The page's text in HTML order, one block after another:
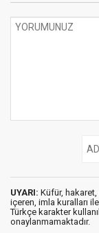
UYARI: Küfür,
içeren, imla kuralları
Türkçe karakter
onaylanmamaktadır.